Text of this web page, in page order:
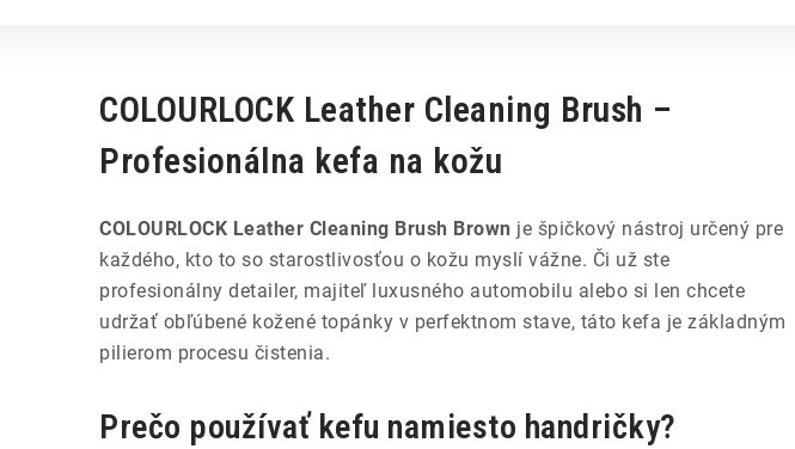
COLOURLOCK Leather Cleaning Brush –
Profesionálna kefa na kožu
COLOURLOCK Leather Cleaning Brush Brown je špičkový nástroj určený pre
každého, kto to so starostlivosťou o kožu myslí vážne. Či už ste
profesionálny detailer, majiteľ luxusného automobilu alebo si len chcete
udržať obľúbené kožené topánky v perfektnom stave, táto kefa je základným
pilierom procesu čistenia.
Prečo používať kefu namiesto handričky?